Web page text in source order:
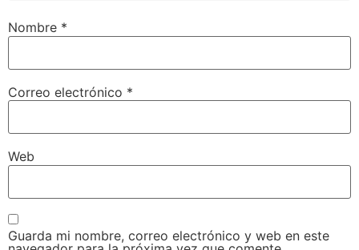
Nombre *
Correo electrónico *
Web
Guarda mi nombre, correo electrónico y web en este